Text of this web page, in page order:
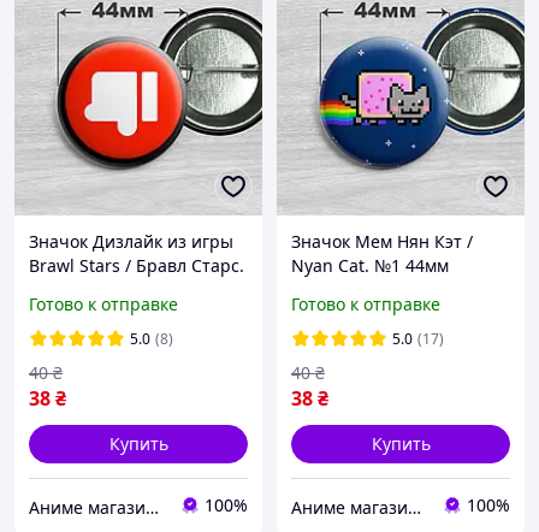
Значок Дизлайк из игры
Brawl Stars / Бравл Старс.
Готово к отправке
5.0 (8)
38₴
40 ₴
Купить
Аниме магазин Anikoneko 100%
Значок Мем Нян Кэт /
Nyan Cat. №1 44мм
Готово к отправке
5.0 (17)
38₴
40 ₴
Купить
Аниме магазин Anikoneko 100%